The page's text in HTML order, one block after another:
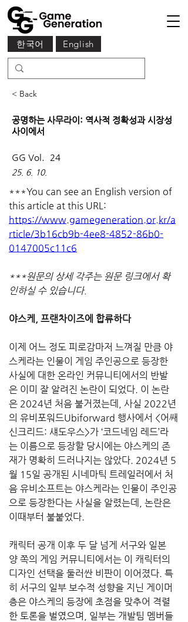
English
한국어
< Back
공명하는 사무라이: 역사적 정확성과 시장성
사이에서
GG Vol. 24
25. 6. 10.
***You can see an English version of
this article at this URL:
https://www.gamegeneration.or.kr/a
rticle/3b16cb9b-4ee8-4852-86b0-
0147005c11c6
***원문의 상세 각주는 원문 링크에서 확
인하실 수 있습니다.
야스케, 프랜차이즈에 합류하다
이제 어느 정도 피로감마저 느껴질 만큼 야
스케라는 인물이 게임 주인공으로 등장한
사실에 대한 온라인 커뮤니티에서의 반발
은 이미 잘 알려진 논란이 되었다. 이 논란
은 2024년 처음 불거졌는데, 사실 2022년
의 유비포워드Ubiforward 행사에서 <어쌔
신크리드: 섀도우스>가 ‘코드네임 레드’라
는 이름으로 등장할 당시에는 야스케의 존
재가 명확히 드러나지는 않았다. 2024년 5
월 15일 공개된 시네마틱 트레일러에서 처
음 유비소프트는 야스케라는 인물이 주인공
으로 등장한다는 사실을 알렸는데, 논란은
이때부터 불붙었다.
캐릭터 공개 이후 두 달 넘게 서구와 일본
양 쪽의 게임 커뮤니티에서는 이 캐릭터의
디자인 선택을 둘러싼 비판이 이어졌다. 특
히 서구의 일부 보수적 성향을 지닌 게이머
층은 야스케의 등장에 초점을 맞추어 격렬
한 토론을 벌였으며, 일부는 개발팀 멤버들